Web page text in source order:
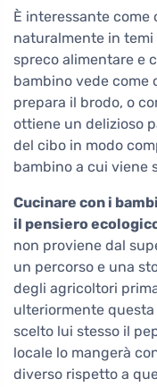
È interessante
naturalmente in
spreco alimentare e
bambino vede come
prepara il brodo, o
ottiene un delizioso
del cibo in modo
bambino a cui viene
Cucinare con i
il pensiero
non proviene dal
un percorso e una
degli agricoltori
ulteriormente
scelto lui stesso il
locale lo mangerà
diverso rispetto a